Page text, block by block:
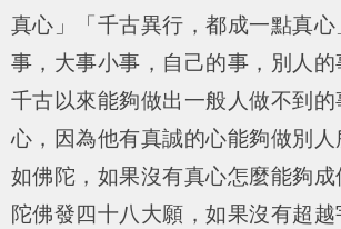
真心 」「 千古異行，都成一點真心
事，大事小事，自己的事，別人的
千古以來能夠做出一般人做不到
心，因為他有真誠的心能夠做別
如佛陀，如果沒有真心怎麼能夠
陀佛發四十八大願，如果沒有超越